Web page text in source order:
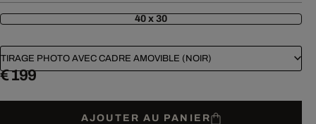
40 x 30
TIRAGE PHOTO AVEC CADRE AMOVIBLE (NOIR)
€ 199
AJOUTER AU PANIER